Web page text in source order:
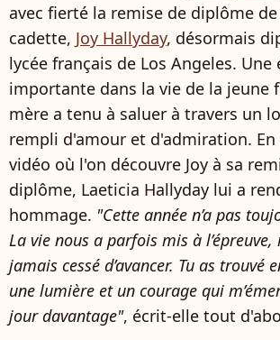
avec fierté la remise de diplôme
cadette, Joy Hallyday, désormais
lycée français de Los Angeles. Une
importante dans la vie de la jeune
mère a tenu à saluer à travers un
rempli d'amour et d'admiration. En
vidéo où l'on découvre Joy à sa
diplôme, Laeticia Hallyday lui a
hommage. "Cette année n’a pas
La vie nous a parfois mis à l’épreuve,
jamais cessé d’avancer. Tu as trouvé
une lumière et un courage qui
jour davantage", écrit-elle tout